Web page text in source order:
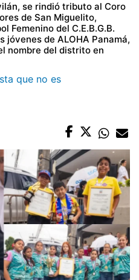
se rindió tributo al Coro
de San Miguelito,
Femenino del C.E.B.G.B.
jóvenes de ALOHA Panamá,
nombre del distrito en
que no es